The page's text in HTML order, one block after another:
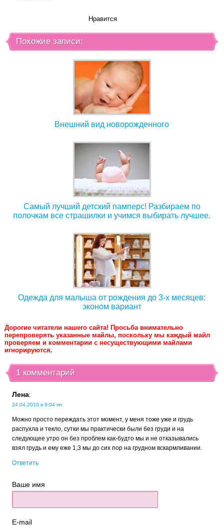
Нравится
Похожие записи:
Внешний вид новорожденного
Самый лучший детский памперс! Разбираем по
полочкам все страшилки и учимся выбирать лучшее.
Одежда для малыша от рождения до 3-х месяцев:
эконом вариант
Дорогие читатели нашего сайта! Просьба внимательно
перепроверять указанные майлы, поскольку мы каждый майл
проверяем и комментарии с несуществующими майлами
игнорируются.
1 комментарий
Лена:
24.04.2010 в 9:04 пп
Можно просто переждать этот момент, у меня тоже уже и грудь
распухла и текло, сутки мы практически были без груди и на
следующее утро он без проблем как-будто мы и не отказывались
взял грудь и ему еже 1,3 мы до сих пор на грудном вскармливании.
Ответить
Ваше имя
E-mail